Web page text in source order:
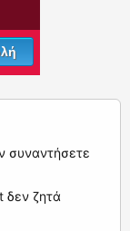
συναντήσετε
δεν ζητά